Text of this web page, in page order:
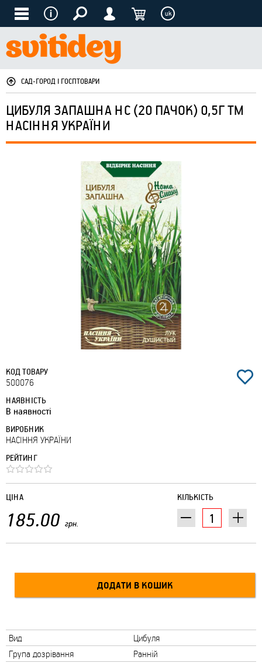
uk
САД-ГОРОД І ГОСПТОВАРИ
ЦИБУЛЯ ЗАПАШНА НС (20 ПАЧОК) 0,5Г ТМ
НАСІННЯ УКРАЇНИ
КОД ТОВАРУ
500076
НАЯВНІСТЬ
В наявності
ВИРОБНИК
НАСІННЯ УКРАЇНИ
РЕЙТИНГ
КІЛЬКІСТЬ
ЦІНА
185.00 грн.
Вид
Цибуля
Група дозрівання
Ранній